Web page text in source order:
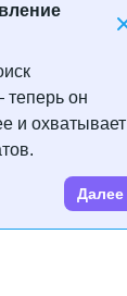
теперь он
и охватывает
Далее